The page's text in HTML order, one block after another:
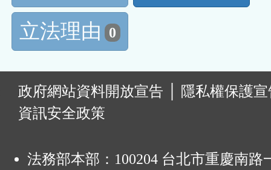
立法理由 0
政府網站資料開放宣告
隱私權保護
資訊安全政策
法務部本部：100204 台北市重慶南路